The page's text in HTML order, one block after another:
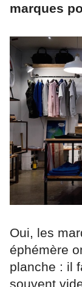
marques
Oui, les
éphémère
planche : il
souvent